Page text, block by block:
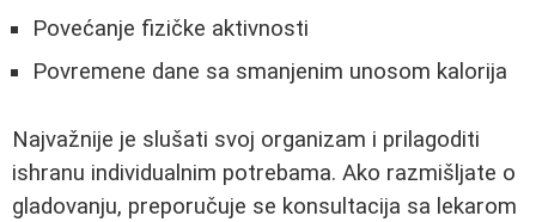
Povećanje fizičke aktivnosti
Povremene dane sa smanjenim unosom kalorija
Najvažnije je slušati svoj organizam i prilagoditi
ishranu individualnim potrebama. Ako razmišljate o
gladovanju, preporučuje se konsultacija sa lekarom